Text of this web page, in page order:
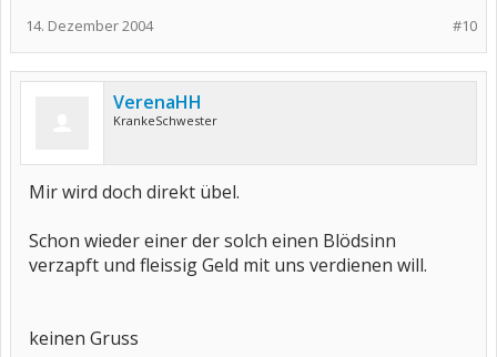
#10
14. Dezember 2004
VerenaHH
KrankeSchwester
Mir wird doch direkt übel.
Schon wieder einer der solch einen Blödsinn
verzapft und fleissig Geld mit uns verdienen will.
keinen Gruss